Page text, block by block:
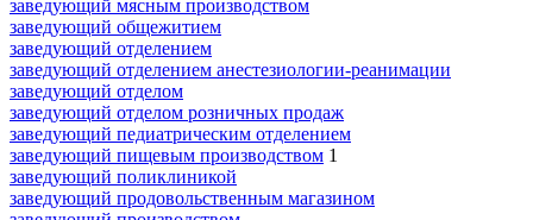
заведующий мясным производством
заведующий общежитием
заведующий отделением
заведующий отделением анестезиологии-реанимации
заведующий отделом
заведующий отделом розничных продаж
заведующий педиатрическим отделением
заведующий пищевым производством 1
заведующий поликлиникой
заведующий продовольственным магазином